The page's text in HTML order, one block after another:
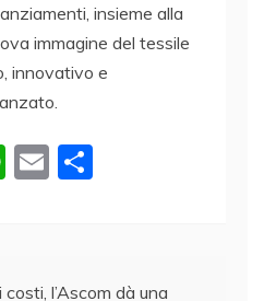
insieme alla
immagine del tessile
innovativo e
W E
l’Ascom dà una